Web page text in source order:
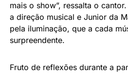
mais o show”, ressalta o
a direção musical e Junior da
pela iluminação, que a cada
surpreendente.
Fruto de reflexões durante a